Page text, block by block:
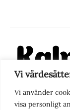
Vi
Vi använder
visa personligt
KalmarPosten är
fokus på
perspektivet,